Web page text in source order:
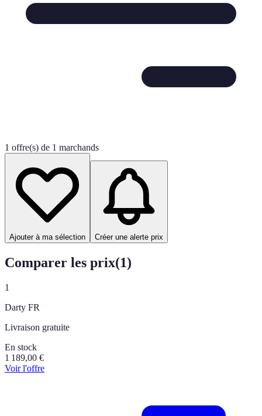
1 offre(s) de 1 marchands
Ajouter à ma sélection Créer une alerte prix
Comparer les prix(1)
1
Darty FR
Livraison gratuite
En stock
1 189,00 €
Voir l'offre